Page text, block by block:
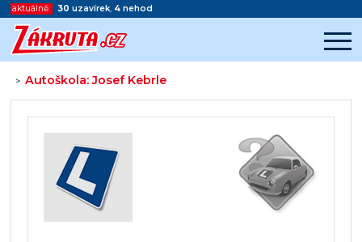
aktuálně: 30 uzavírek, 4 nehod
>Autoškola: Josef Kebrle
Začátek reklamy
Konec reklamy